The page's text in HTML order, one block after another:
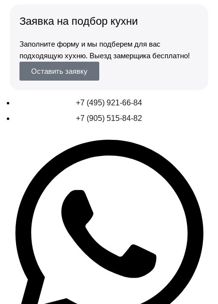
Заявка на подбор кухни
Заполните форму и мы подберем для вас
подходящую хухню. Выезд замерщика бесплатно!
Оставить заявку
+7 (495) 921-66-84
+7 (905) 515-84-82